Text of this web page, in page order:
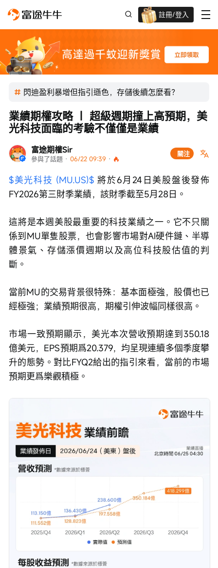
註冊/登入
閃迪盈利暴增但指引遜色，存儲後續怎麼看？
富途期權Sir
參與了話題 · 06/22 09:39 ·
關注
業績期權攻略 ｜ 超級週期撞上高預期，美
光科技面臨的考驗不僅僅是業績
$美光科技 (MU.US)$ 將於6月24日美股盤後發佈
FY2026第三財季業績，該財季截至5月28日。
這將是本週美股最重要的科技業績之一。它不只關
係到MU單隻股票，也會影響市場對AI硬件鏈、半導
體景氣、存儲漲價週期以及高位科技股估值的判
斷。
當前MU的交易背景很特殊：基本面極強，股價也已
經極強；業績預期很高，期權引伸波幅同樣很高。
市場一致預期顯示，美光本次營收預期達到350.18
億美元，EPS預期爲20.379，均呈現連續多個季度攀
升的態勢。對比FYQ2給出的指引來看，當前的市場
預期更爲樂觀積極。